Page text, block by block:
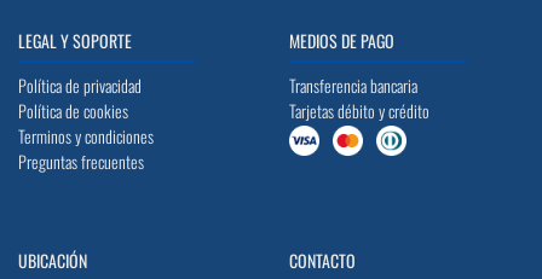
LEGAL Y SOPORTE
Política de privacidad
Política de cookies
Terminos y condiciones
Preguntas frecuentes
MEDIOS DE PAGO
Transferencia bancaria
Tarjetas débito y crédito
UBICACIÓN
CONTACTO